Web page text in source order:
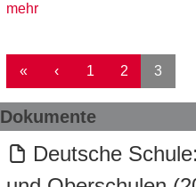
mehr
Seitennummerierung
«Erste Seite
‹Vorherige Seite
1 2 3
Dokumente
Deutsche